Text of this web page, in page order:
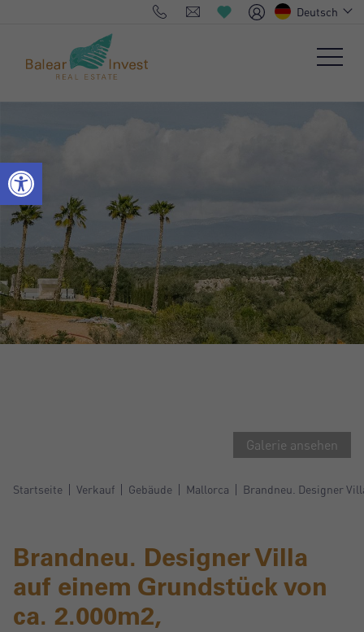
Deutsch
Galerie ansehen
Startseite Verkauf Gebäude Mallorca Brandneu. Designer
Brandneu. Designer Villa
auf einem Grundstück von
ca. 2.000m2,